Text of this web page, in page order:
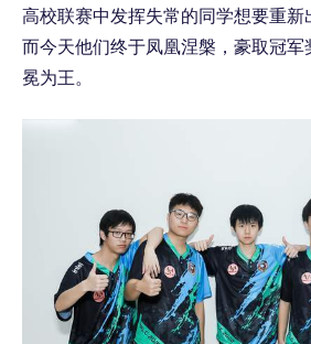
高校联赛中发挥失常的同学想要重新
而今天他们终于凤凰涅槃，豪取冠
冕为王。